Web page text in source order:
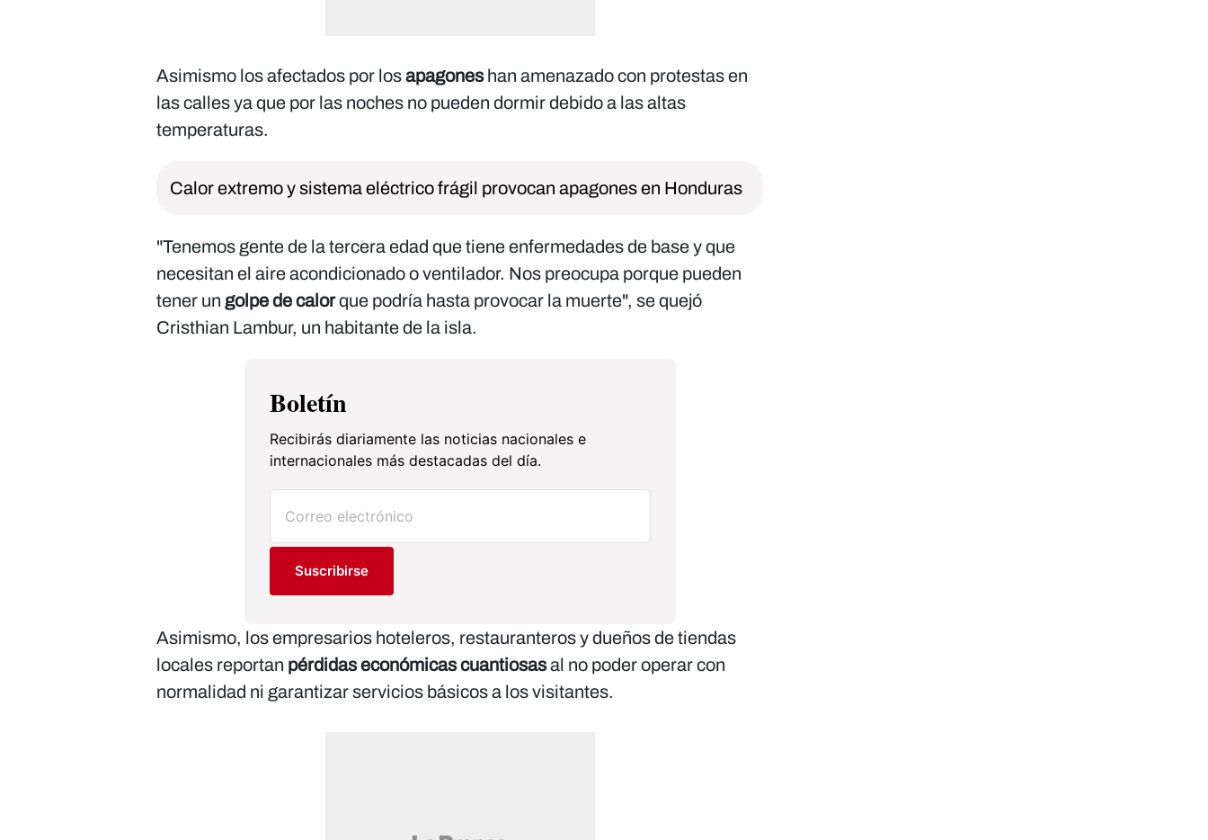
Asimismo los afectados por losapagoneshan amenazado con protestas en
las calles ya que por las noches no pueden dormir debido a las altas
temperaturas.
Calor extremo y sistema eléctrico frágil provocan apagones en Honduras
"Tenemos gente de la tercera edad que tiene enfermedades de base y que
necesitan el aire acondicionado o ventilador. Nos preocupa porque pueden
tener un golpe de calorque podría hasta provocar la muerte", se quejó
Cristhian Lambur, un habitante de la isla.
Boletín
Recibirás diariamente las noticias nacionales e
internacionales más destacadas del día.
Suscribirse
Asimismo, los empresarios hoteleros, restauranteros y dueños de tiendas
locales reportan pérdidas económicas cuantiosasal no poder operar con
normalidad ni garantizar servicios básicos a los visitantes.